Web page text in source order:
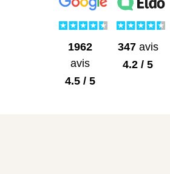
1962
avis
4.5 / 5
347avis
4.2 / 5